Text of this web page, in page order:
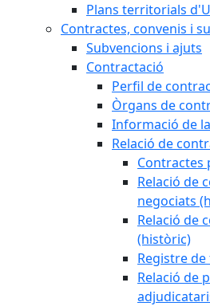
Plans territorials
Contractes, convenis i
Subvencions i ajuts
Contractació
Perfil de
Òrgans de
Informació de
Relació de
Contractes
Relació de
negociats
Relació de
(històric)
Registre
Relació de